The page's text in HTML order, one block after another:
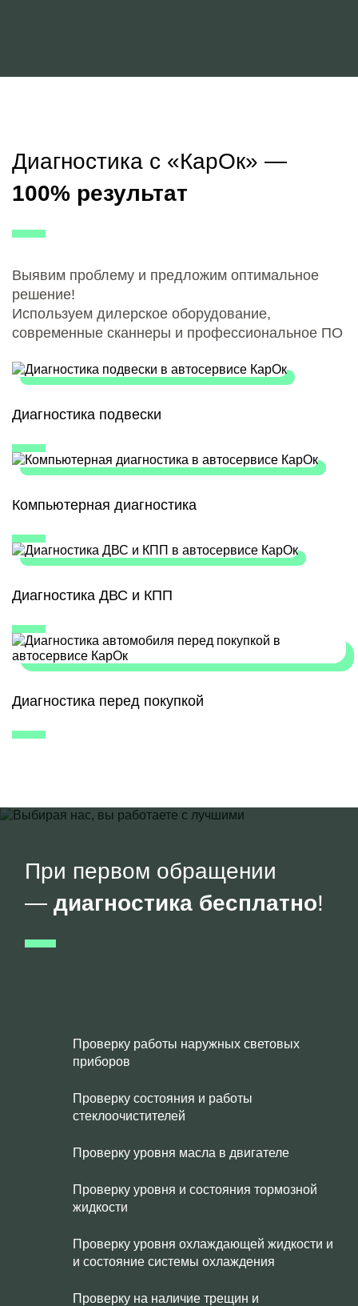
Диагностика с «КарОк» —
100% результат
Выявим проблему и предложим оптимальное
решение!
Используем дилерское оборудование,
современные сканнеры и профессиональное ПО
Диагностика подвески
Компьютерная диагностика
Диагностика ДВС и КПП
Диагностика перед покупкой
При первом обращении
— диагностика бесплатно!
Проверку работы наружных световых
приборов
Проверку состояния и работы
стеклоочистителей
Проверку уровня масла в двигателе
Проверку уровня и состояния тормозной
жидкости
Проверку уровня охлаждающей жидкости и
и состояние системы охлаждения
Проверку на наличие трещин и